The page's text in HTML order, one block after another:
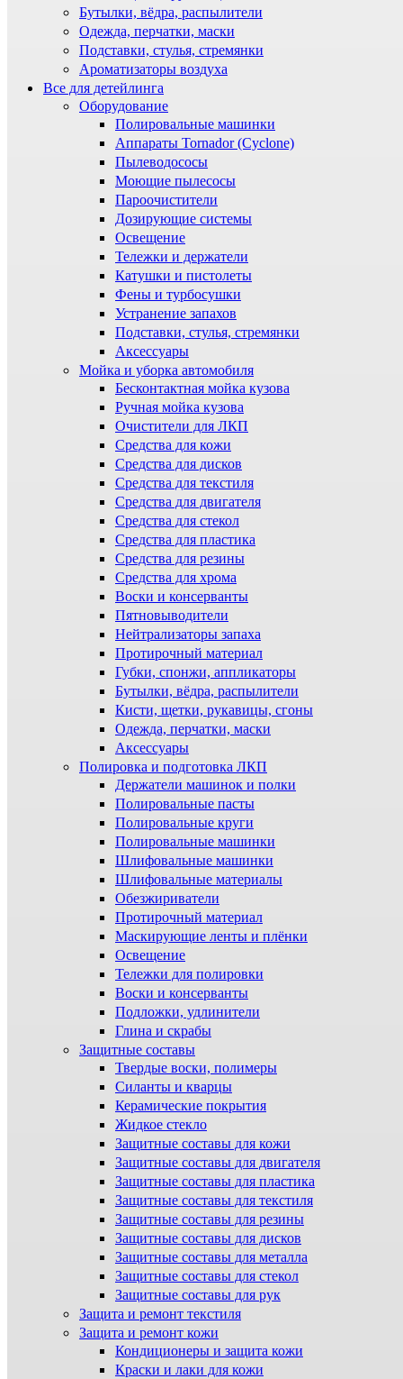
Бутылки, вёдра, распылители
Одежда, перчатки, маски
Подставки, стулья, стремянки
Ароматизаторы воздуха
Все для детейлинга
Оборудование
Полировальные машинки
Аппараты Tornador (Cyclone)
Пылеводососы
Моющие пылесосы
Пароочистители
Дозирующие системы
Освещение
Тележки и держатели
Катушки и пистолеты
Фены и турбосушки
Устранение запахов
Подставки, стулья, стремянки
Аксессуары
Мойка и уборка автомобиля
Бесконтактная мойка кузова
Ручная мойка кузова
Очистители для ЛКП
Средства для кожи
Средства для дисков
Средства для текстиля
Средства для двигателя
Средства для стекол
Средства для пластика
Средства для резины
Средства для хрома
Воски и консерванты
Пятновыводители
Нейтрализаторы запаха
Протирочный материал
Губки, спонжи, аппликаторы
Бутылки, вёдра, распылители
Кисти, щетки, рукавицы, сгоны
Одежда, перчатки, маски
Аксессуары
Полировка и подготовка ЛКП
Держатели машинок и полки
Полировальные пасты
Полировальные круги
Полировальные машинки
Шлифовальные машинки
Шлифовальные материалы
Обезжириватели
Протирочный материал
Маскирующие ленты и плёнки
Освещение
Тележки для полировки
Воски и консерванты
Подложки, удлинители
Глина и скрабы
Защитные составы
Твердые воски, полимеры
Силанты и кварцы
Керамические покрытия
Жидкое стекло
Защитные составы для кожи
Защитные составы для двигателя
Защитные составы для пластика
Защитные составы для текстиля
Защитные составы для резины
Защитные составы для дисков
Защитные составы для металла
Защитные составы для стекол
Защитные составы для рук
Защита и ремонт текстиля
Защита и ремонт кожи
Кондиционеры и защита кожи
Краски и лаки для кожи